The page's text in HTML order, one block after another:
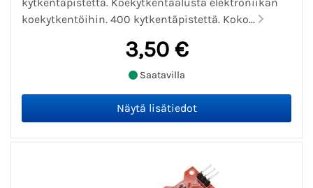
koekytkentöihin. 400 kytkentäpistettä. Koko...
3,50 €
Saatavilla